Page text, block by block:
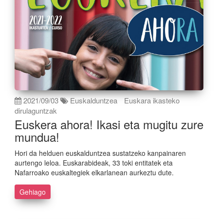
2021/09/03 Euskalduntzea
Euskara ikasteko
dirulaguntzak
Euskera ahora! Ikasi eta mugitu zure
mundua!
Hori da helduen euskalduntzea sustatzeko kanpainaren
aurtengo leloa. Euskarabideak, 33 toki entitatek eta
Nafarroako euskaltegiek elkarlanean aurkeztu dute.
Gehiago